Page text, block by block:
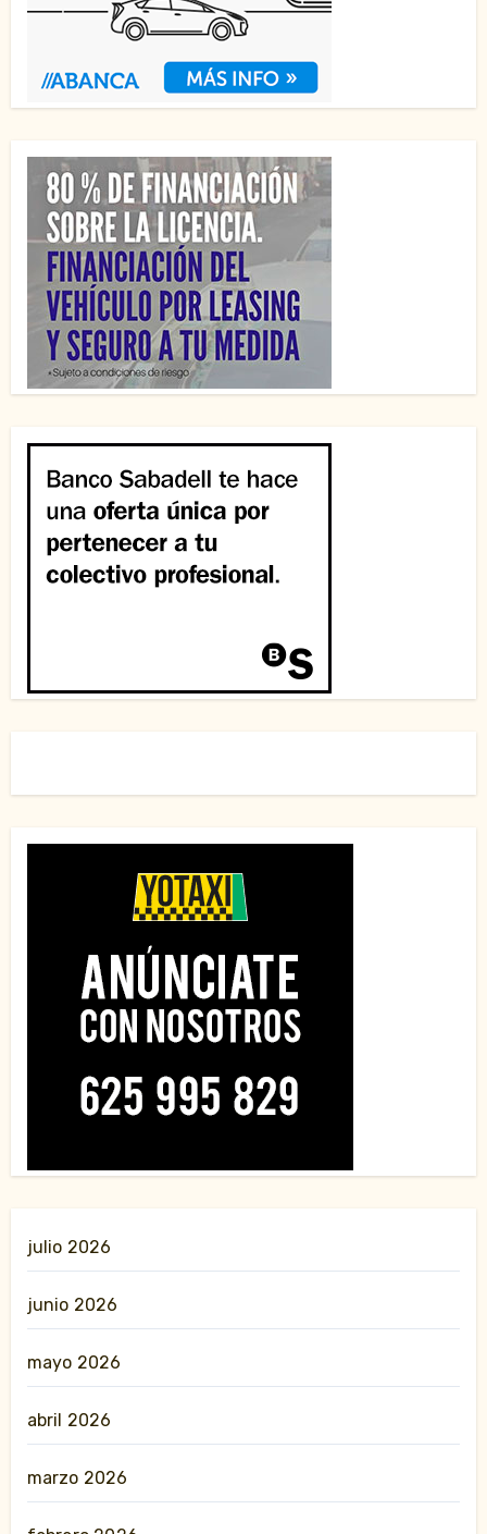
julio 2026
junio 2026
mayo 2026
abril 2026
marzo 2026